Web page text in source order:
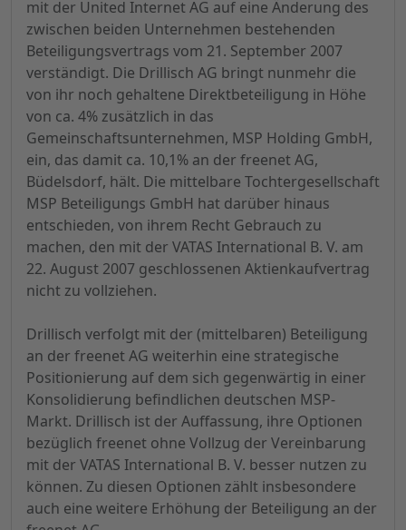
mit der United Internet AG auf eine Änderung des
zwischen beiden Unternehmen bestehenden
Beteiligungsvertrags vom 21. September 2007
verständigt. Die Drillisch AG bringt nunmehr die
von ihr noch gehaltene Direktbeteiligung in Höhe
von ca. 4% zusätzlich in das
Gemeinschaftsunternehmen, MSP Holding GmbH,
ein, das damit ca. 10,1% an der freenet AG,
Büdelsdorf, hält. Die mittelbare Tochtergesellschaft
MSP Beteiligungs GmbH hat darüber hinaus
entschieden, von ihrem Recht Gebrauch zu
machen, den mit der VATAS International B. V. am
22. August 2007 geschlossenen Aktienkaufvertrag
nicht zu vollziehen.
Drillisch verfolgt mit der (mittelbaren) Beteiligung
an der freenet AG weiterhin eine strategische
Positionierung auf dem sich gegenwärtig in einer
Konsolidierung befindlichen deutschen MSP-
Markt. Drillisch ist der Auffassung, ihre Optionen
bezüglich freenet ohne Vollzug der Vereinbarung
mit der VATAS International B. V. besser nutzen zu
können. Zu diesen Optionen zählt insbesondere
auch eine weitere Erhöhung der Beteiligung an der